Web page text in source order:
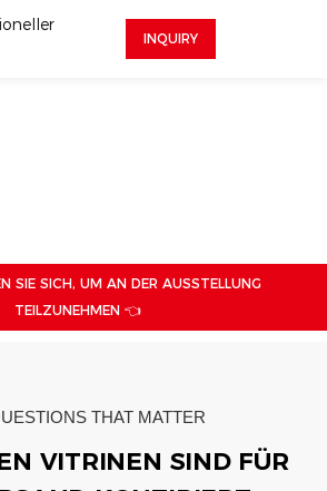
INQUIRY
SIE SICH, UM AN DER AUSSTELLUNG
TEILZUNEHMEN 👈
THAT MATTER
VITRINEN SIND FÜR